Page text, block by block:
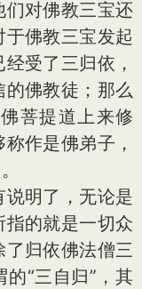
们对佛教三宝还
佛教三宝发起
受了三归依，
佛教徒；那么
菩提道上来修
作是佛弟子，
明了，无论是
的就是一切众
归依佛法僧三
“三自归”，其